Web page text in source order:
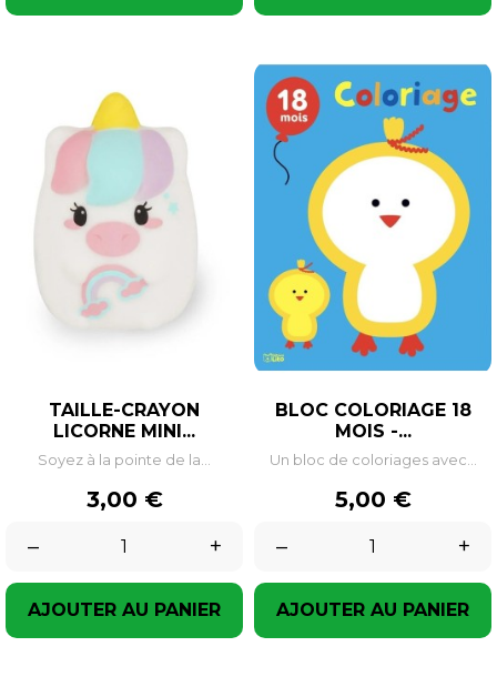
TAILLE-CRAYON
LICORNE MINI...
Soyez à la pointe de la...
Prix
3,00 €
–
+
AJOUTER AU PANIER
BLOC COLORIAGE 18
MOIS -...
Un bloc de coloriages avec...
Prix
5,00 €
–
+
AJOUTER AU PANIER